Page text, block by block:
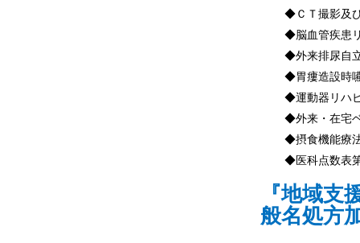
◆ＣＴ撮影及
◆脳血管疾患
◆外来排尿自
◆胃瘻造設時
◆運動器リハ
◆外来・在宅
◆摂食機能療
◆医科点数表
『地域支
般名処方